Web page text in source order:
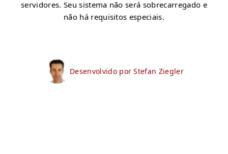
servidores. Seu sistema não será sobrecarregado e
não há requisitos especiais.
Desenvolvido por Stefan Ziegler